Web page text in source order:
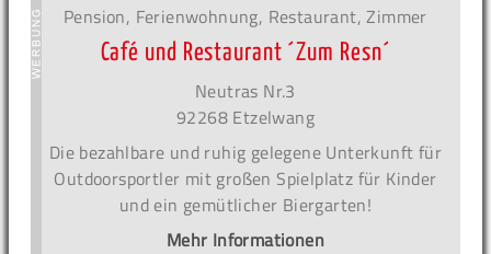
Pension, Ferienwohnung, Restaurant, Zimmer
Café und Restaurant ´Zum Resn´
Neutras Nr.3
92268 Etzelwang
Die bezahlbare und ruhig gelegene Unterkunft für
Outdoorsportler mit großen Spielplatz für Kinder
und ein gemütlicher Biergarten!
Mehr Informationen